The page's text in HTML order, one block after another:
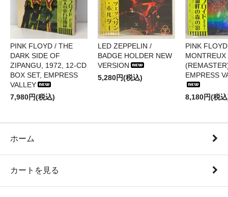
PINK FLOYD / THE
DARK SIDE OF
ZIPANGU, 1972, 12-CD
BOX SET, EMPRESS
VALLEY
7,980円(税込)
LED ZEPPELIN /
BADGE HOLDER NEW
VERSION
5,280円(税込)
PINK
EMPRESS
8,180円(税
ホーム
カートを見る